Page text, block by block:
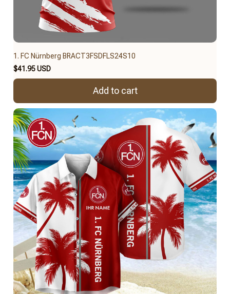
1. FC Nürnberg BRACT3FSDFLS24S10
$41.95 USD
Add to cart